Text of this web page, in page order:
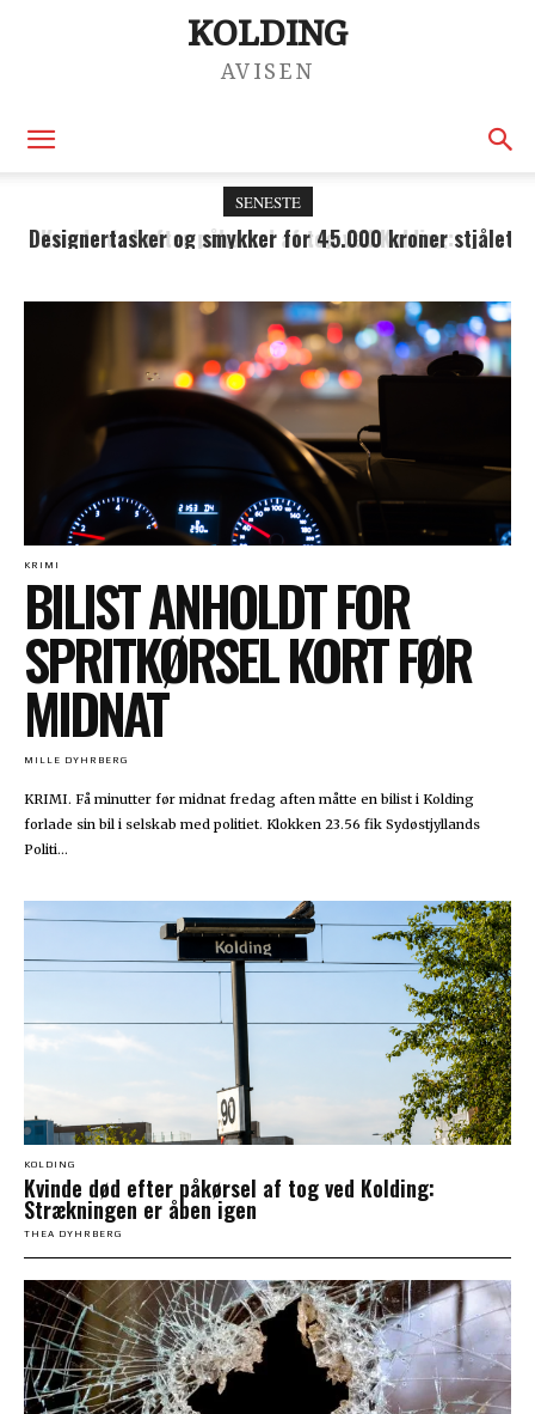
KOLDING
AVISEN
SENESTE
Designertasker og smykker for 45.000 kroner stjålet
fra lejlighed i Kolding
KRIMI
BILIST ANHOLDT FOR
SPRITKØRSEL KORT FØR
MIDNAT
MILLE DYHRBERG
KRIMI. Få minutter før midnat fredag aften måtte en bilist i Kolding
forlade sin bil i selskab med politiet. Klokken 23.56 fik Sydøstjyllands
Politi...
KOLDING
Kvinde død efter påkørsel af tog ved Kolding:
Strækningen er åben igen
THEA DYHRBERG